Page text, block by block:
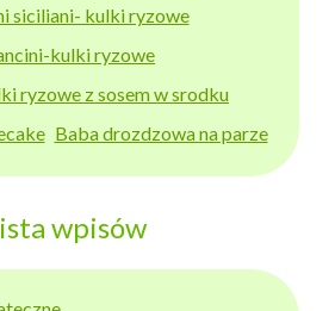
siciliani- kulki ryzowe
kulki ryzowe
ryzowe z sosem w srodku
Baba drozdzowa na parze
wpisów